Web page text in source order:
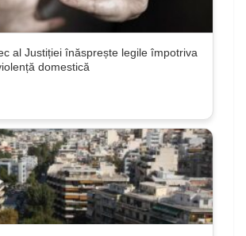
al Justiției înăsprește legile împotriva
domestică